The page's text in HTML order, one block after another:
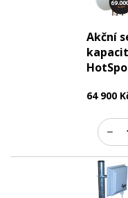
Akční
64 900